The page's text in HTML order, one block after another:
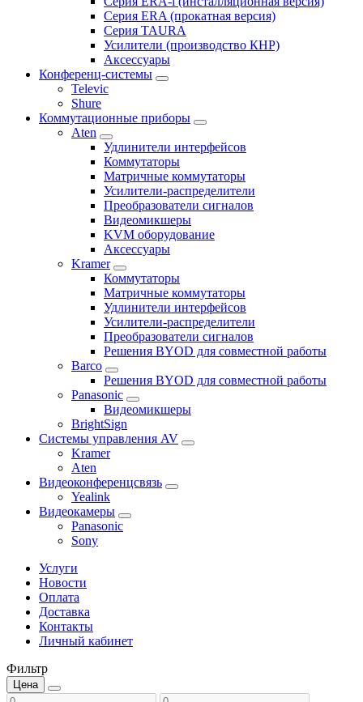
Серия ERA (прокатная версия)
Серия TAURA
Усилители (производство КНР)
Аксессуары
Конференц-системы
Televic
Shure
Коммутационные приборы
Aten
Удлинители интерфейсов
Коммутаторы
Матричные коммутаторы
Усилители-распределители
Преобразователи сигналов
Видеомикшеры
KVM оборудование
Аксессуары
Kramer
Коммутаторы
Матричные коммутаторы
Удлинители интерфейсов
Усилители-распределители
Преобразователи сигналов
Решения BYOD для совместной работы
Barco
Решения BYOD для совместной работы
Panasonic
Видеомикшеры
BrightSign
Системы управления AV
Kramer
Aten
Видеоконференцсвязь
Yealink
Видеокамеры
Panasonic
Sony
Услуги
Новости
Оплата
Доставка
Контакты
Личный кабинет
Фильтр
Цена